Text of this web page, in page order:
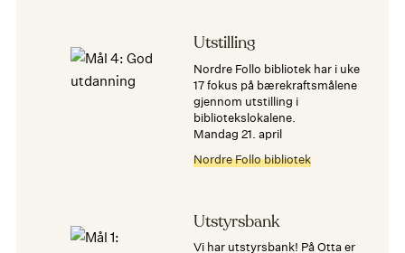
Utstilling
Nordre Follo bibliotek har i uke
17 fokus på bærekraftsmålene
gjennom utstilling i
bibliotekslokalene.
mandag 21. april
Nordre Follo bibliotek
Utstyrsbank
Vi har utstyrsbank! På Otta er